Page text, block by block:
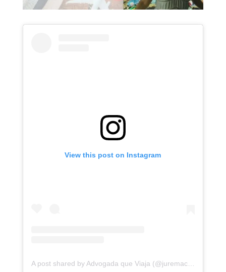
View this post on Instagram
A post shared by Advogada que Viaja (@juremacintra)